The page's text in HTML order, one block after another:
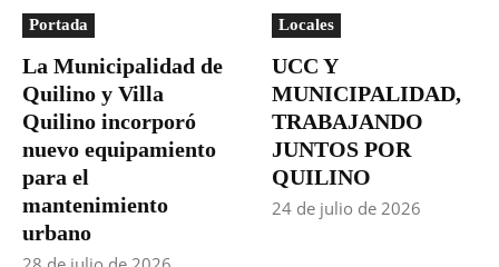
Portada
La Municipalidad de
Quilino y Villa
Quilino incorporó
nuevo equipamiento
para el
mantenimiento
urbano
Locales
UCC Y
MUNICIPALIDAD,
TRABAJANDO
JUNTOS POR
QUILINO
24 de julio de 2026